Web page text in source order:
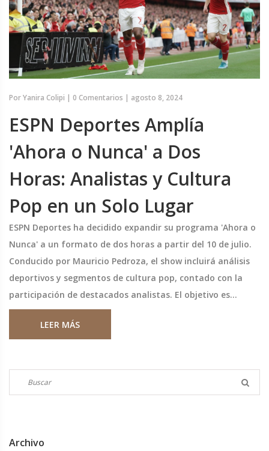
PorYanira Colipi | 0 Comentarios | agosto 8, 2024
ESPN Deportes Amplía
'Ahora o Nunca' a Dos
Horas: Analistas y Cultura
Pop en un Solo Lugar
ESPN Deportes ha decidido expandir su programa 'Ahora o
Nunca' a un formato de dos horas a partir del 10 de julio.
Conducido por Mauricio Pedroza, el show incluirá análisis
deportivos y segmentos de cultura pop, contado con la
participación de destacados analistas. El objetivo es
convertirse en el programa multimedia preferido por los
aficionados hispanos en EE.UU.
LEER MÁS
Archivo